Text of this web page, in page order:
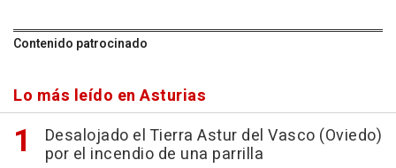
Contenido patrocinado
Lo más leído en Asturias
Desalojado el Tierra Astur del Vasco (Oviedo)
por el incendio de una parrilla